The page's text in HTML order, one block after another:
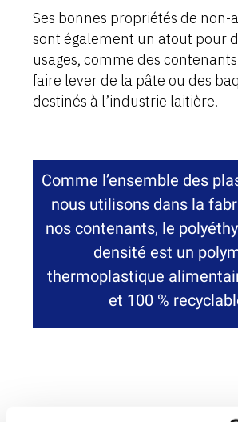
Ses bonnes propriétés de non-
sont également un atout pour
usages, comme des
faire lever de la pâte ou des
destinés à l’industrie laitière.
Comme l’ensemble des
nous utilisons dans la
nos contenants, le
densité est un
thermoplastique
et 100 %